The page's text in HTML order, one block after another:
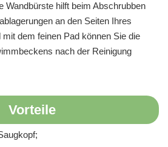
Wandbürste hilft beim Abschrubben
an den Seiten Ihres
dem feinen Pad können Sie die
nach der Reinigung
Vorteile